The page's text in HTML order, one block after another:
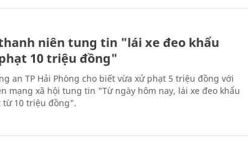
niên tung tin "lái xe đeo khẩu
10 triệu đồng"
an TP Hải Phòng cho biết vừa xử phạt 5 triệu đồng với
mạng xã hội tung tin "Từ ngày hôm nay, lái xe đeo khẩu
10 triệu đồng".